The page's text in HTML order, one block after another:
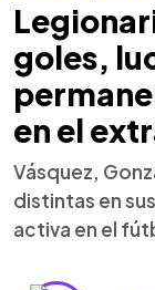
goles,
en el
Vásquez,
distintas en
activa en el